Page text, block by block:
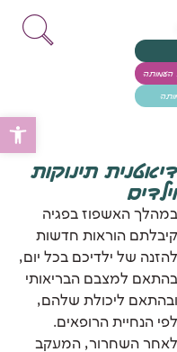
העמותה
דיאטנית תינוקות
במהלך האשפוז בפגיה
קיבלתם הוראות חדשות
להזנה של ילדיכם בכל יום,
בהתאם למצבם הבריאותי
ובהתאם ליכולת שלהם,
לפי הנחיית הרופאים.
לאחר השחרור, המעקב